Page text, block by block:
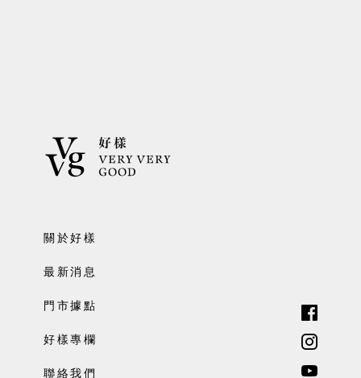
關於好樣
最新消息
門市據點
好樣專欄
聯絡我們